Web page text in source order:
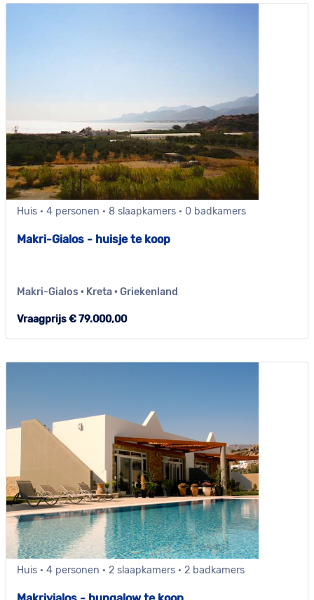
Huis · 4 personen · 8 slaapkamers · 0 badkamers
Makri-Gialos - huisje te koop
Makri-Gialos · Kreta · Griekenland
Vraagprijs € 79.000,00
Huis · 4 personen · 2 slaapkamers · 2 badkamers